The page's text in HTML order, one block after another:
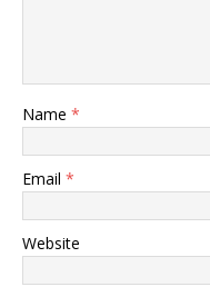
Name *
Email *
Website